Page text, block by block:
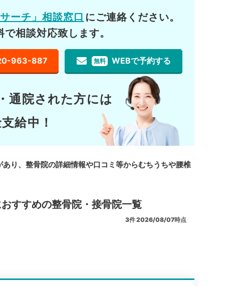
ーチ」相談窓口 にご連絡ください。
相談対応致します。
963-887 無料 WEBで予約する
通院された方には
給中！
あり、整骨院の詳細情報や口コミ等からむちうちや腰椎
すすめの整骨院・接骨院一覧
3件2026/08/07時点